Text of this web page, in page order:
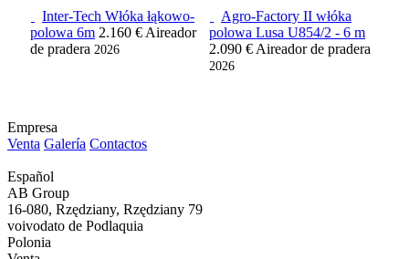
Inter-Tech Włóka łąkowo-
polowa 6m 2.160 € Aireador
de pradera 2026
Agro-Factory II włóka
polowa Lusa U854/2 - 6 m
2.090 € Aireador de pradera
2026
Empresa
Venta Galería Contactos
Español
AB Group
16-080, Rzędziany, Rzędziany 79
voivodato de Podlaquia
Polonia